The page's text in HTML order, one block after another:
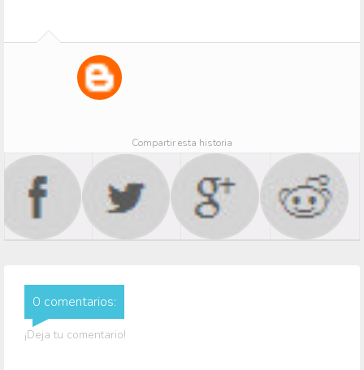
Compartir esta historia
0 comentarios:
¡Deja tu comentario!